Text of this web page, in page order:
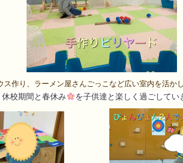
ス作り、ラーメン屋さんごっこなど広い室内を活か
校期間と春休み
を子供達と楽しく過ごしてい